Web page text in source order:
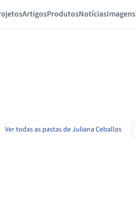
ArtigosProdutosNotíciasImagens
Ver todas as pastas de Juliana Ceballos